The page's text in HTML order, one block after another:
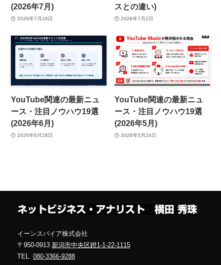
(2026年7月)
2026年7月19日
スとの違い)
2026年7月2日
YouTube関連の最新ニュ
ース・注目ノウハウ19選
(2026年6月)
2026年6月28日
YouTube関連の最新ニュ
ース・注目ノウハウ19選
(2026年5月)
2026年5月24日
イーンスパイア株式会社
〒950-0913 新潟市中央区鐙1-1-22-1115
TEL. 080-3366-9288